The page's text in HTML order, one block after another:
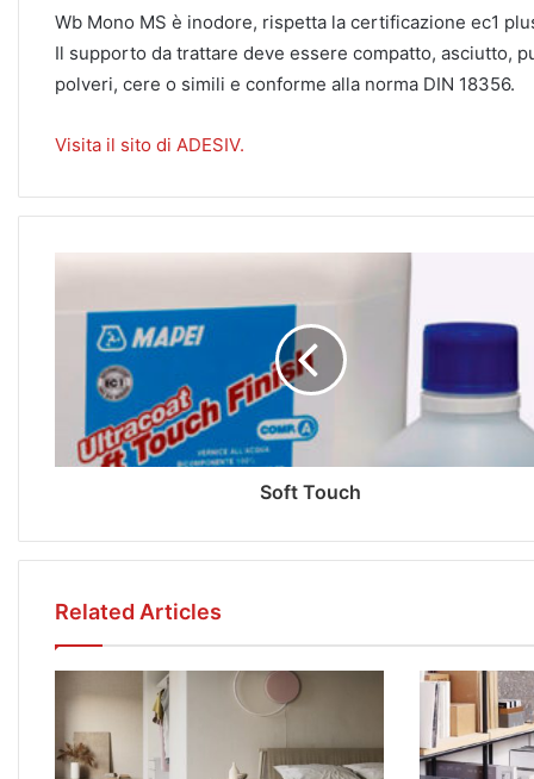
Wb Mono MS è inodore, rispetta la certificazione ec1
Il supporto da trattare deve essere compatto, asciutto,
polveri, cere o simili e conforme alla norma DIN 18356.
Visita il sito di ADESIV.
Soft Touch
Related Articles